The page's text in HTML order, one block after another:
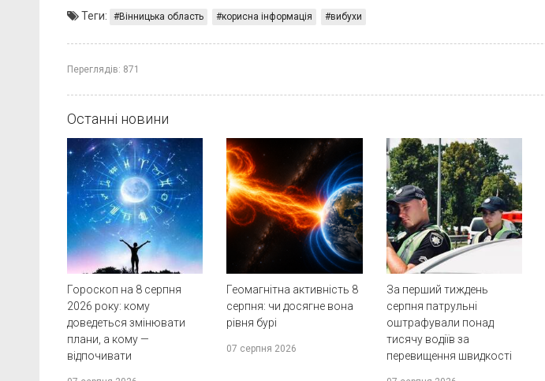
Теги: Вінницька область корисна інформація вибухи
Переглядів: 871
Останні новини
Гороскоп на 8 серпня
2026 року: кому
доведеться змінювати
плани, а кому —
відпочивати
Геомагнітна активність 8
серпня: чи досягне вона
рівня бурі
07 серпня 2026
За перший тиждень
серпня патрульні
оштрафували понад
тисячу водіїв за
перевищення швидкості